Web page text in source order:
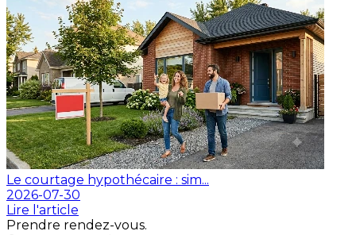
Le courtage hypothécaire : sim...
2026-07-30
Lire l'article
Prendre rendez-vous.